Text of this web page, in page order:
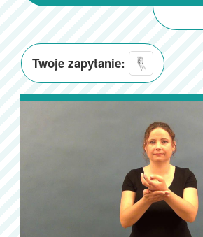
Twoje zapytanie: